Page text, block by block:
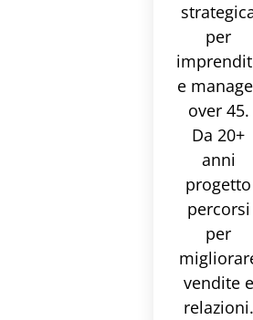
per
e
over 45.
Da 20+
anni
progetto
percorsi
per
vendite e
relazioni.